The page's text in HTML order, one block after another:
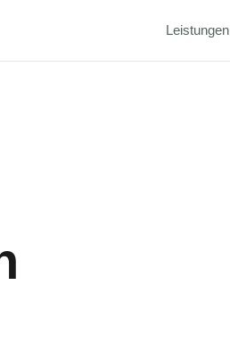
Leistungen